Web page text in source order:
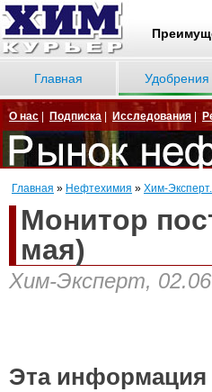
Главная Удобрения
О нас Подписка Исследования
Главная » Нефтехимия » Хим-
Монитор
мая)
Хим-Эксперт,
Эта информация